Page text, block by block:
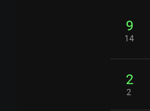
9
14
2
2